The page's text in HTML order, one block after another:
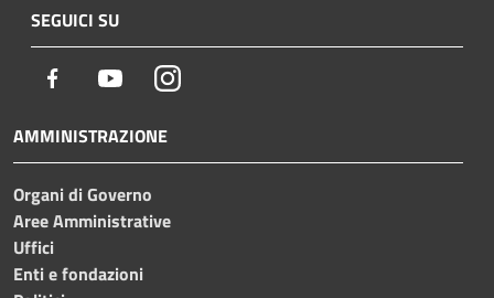
SEGUICI SU
Facebook YoutubeInstagram
AMMINISTRAZIONE
Organi di Governo
Aree Amministrative
Uffici
Enti e fondazioni